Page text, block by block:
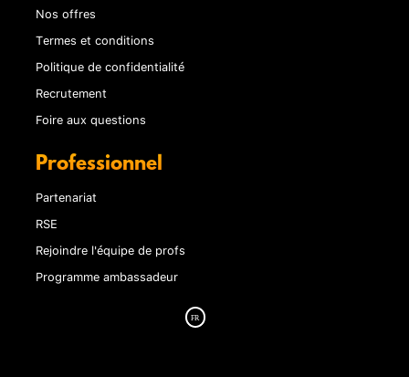
Nos offres
Termes et conditions
Politique de confidentialité
Recrutement
Foire aux questions
Professionnel
Partenariat
RSE
Rejoindre l'équipe de profs
Programme ambassadeur